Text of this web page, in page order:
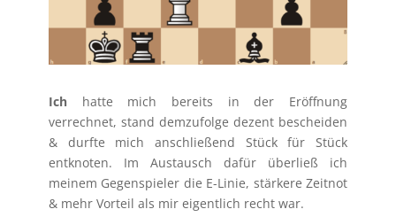
Ichhatte mich bereits in der Eröffnung
verrechnet, stand demzufolge dezent bescheiden
& durfte mich anschließend Stück für Stück
entknoten. Im Austausch dafür überließ ich
meinem Gegenspieler die E-Linie, stärkere Zeitnot
& mehr Vorteil als mir eigentlich recht war.